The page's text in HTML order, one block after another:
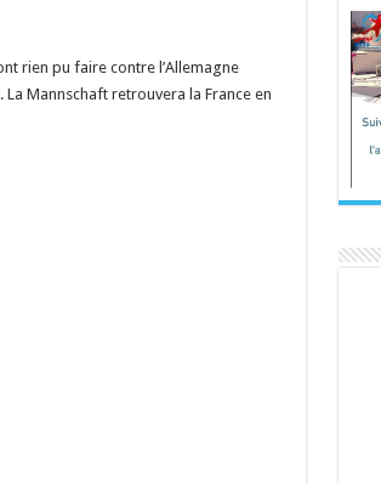
rien pu faire contre l’Allemagne
La Mannschaft retrouvera la France en